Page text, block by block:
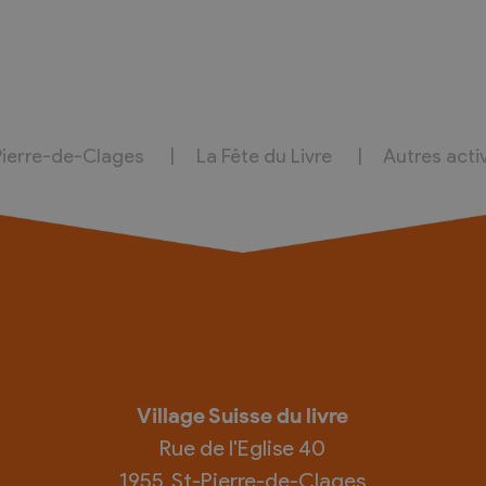
de-Clages La Fête du Livre Autres
Village Suisse du livre
Rue de l'Eglise 40
1955 St-Pierre-de-Clages